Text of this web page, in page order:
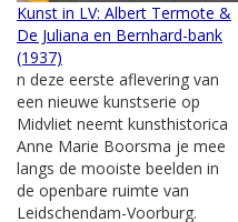
Kunst in LV: Albert Termote &
De Juliana en Bernhard-bank
(1937)
n deze eerste aflevering van
een nieuwe kunstserie op
Midvliet neemt kunsthistorica
Anne Marie Boorsma je mee
langs de mooiste beelden in
de openbare ruimte van
Leidschendam-Voorburg.